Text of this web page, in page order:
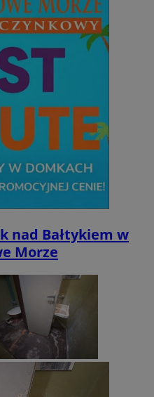
nad Bałtykiem w
Morze